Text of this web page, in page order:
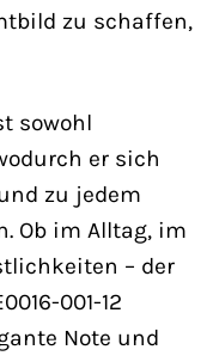
zu schaffen,
sowohl
er sich
zu jedem
Ob im Alltag, im
– der
001-12
Note und